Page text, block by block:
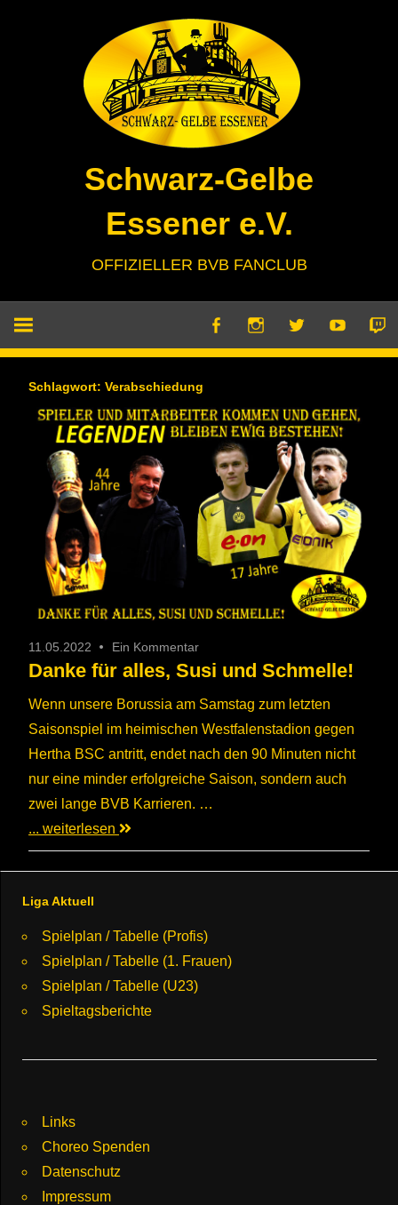
Schwarz-Gelbe
Essener e.V.
OFFIZIELLER BVB FANCLUB
Schlagwort: Verabschiedung
11.05.2022 Ein Kommentar
Danke für alles, Susi und Schmelle!
Wenn unsere Borussia am Samstag zum letzten
Saisonspiel im heimischen Westfalenstadion gegen
Hertha BSC antritt, endet nach den 90 Minuten nicht
nur eine minder erfolgreiche Saison, sondern auch
zwei lange BVB Karrieren. …
... weiterlesen
Liga Aktuell
Spielplan / Tabelle (Profis)
Spielplan / Tabelle (1. Frauen)
Spielplan / Tabelle (U23)
Spieltagsberichte
Links
Choreo Spenden
Datenschutz
Impressum